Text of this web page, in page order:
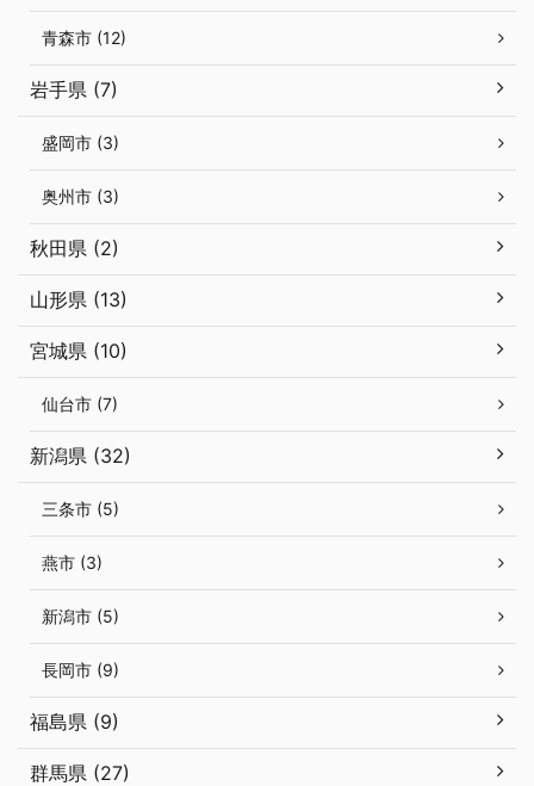
青森市 (12)
岩手県 (7)
盛岡市 (3)
奥州市 (3)
秋田県 (2)
山形県 (13)
宮城県 (10)
仙台市 (7)
新潟県 (32)
三条市 (5)
燕市 (3)
新潟市 (5)
長岡市 (9)
福島県 (9)
群馬県 (27)